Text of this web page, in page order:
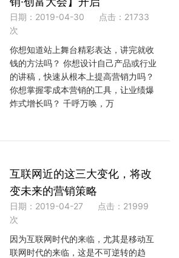
日期：2019-04-30
点击：21733
次
你想知道站上舞台精彩表达，讲完就收
钱的方法吗？ 你想设计自己产品或行业
的讲稿，快速从根本上提高营销力吗？
你想掌握零成本营销的工具，让业绩爆
炸式增长吗？ 千呼万唤，万
互联网近的这三大变化，将改
变未来的营销策略
日期：2019-04-27
点击：21999
次
因为互联网时代的来临，尤其是移动互
联网时代的来临，这是不可逆转的趋